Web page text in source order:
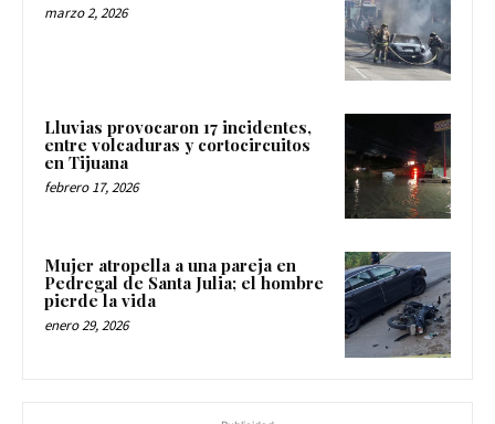
marzo 2, 2026
Lluvias provocaron 17 incidentes,
entre volcaduras y cortocircuitos
en Tijuana
febrero 17, 2026
Mujer atropella a una pareja en
Pedregal de Santa Julia; el hombre
pierde la vida
enero 29, 2026